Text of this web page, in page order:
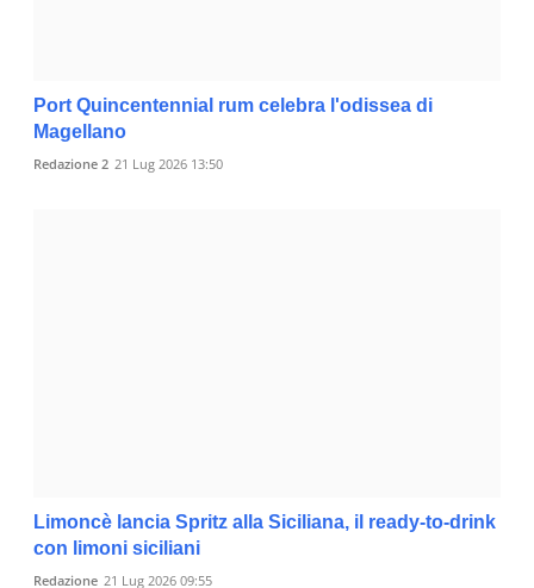
Port Quincentennial rum celebra l'odissea di
Magellano
Redazione 2 21 Lug 2026 13:50
Limoncè lancia Spritz alla Siciliana, il ready-to-drink
con limoni siciliani
Redazione 21 Lug 2026 09:55